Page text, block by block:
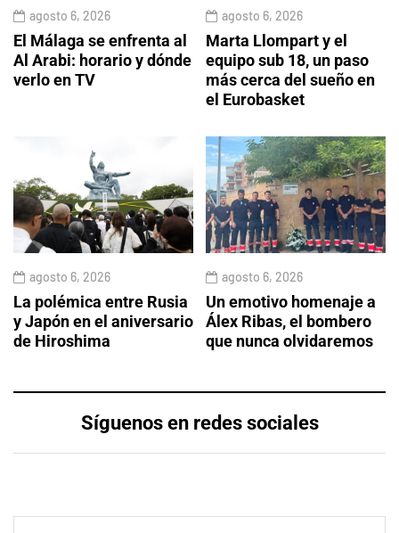
agosto 6, 2026
El Málaga se enfrenta al
Al Arabi: horario y dónde
verlo en TV
agosto 6, 2026
Marta Llompart y el
equipo sub 18, un paso
más cerca del sueño en
el Eurobasket
agosto 6, 2026
La polémica entre Rusia
y Japón en el aniversario
de Hiroshima
agosto 6, 2026
Un emotivo homenaje a
Álex Ribas, el bombero
que nunca olvidaremos
Síguenos en redes sociales